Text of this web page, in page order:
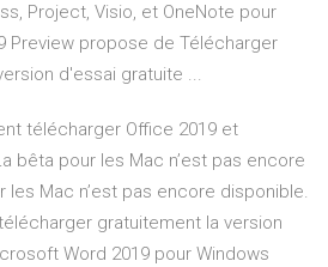
Project, Visio, et OneNote pour
Preview propose de Télécharger
d'essai gratuite ...
télécharger Office 2019 et
bêta pour les Mac n’est pas encore
les Mac n’est pas encore disponible.
gratuitement la version
Word 2019 pour Windows